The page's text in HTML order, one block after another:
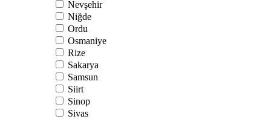
Nevşehir
Niğde
Ordu
Osmaniye
Rize
Sakarya
Samsun
Siirt
Sinop
Sivas